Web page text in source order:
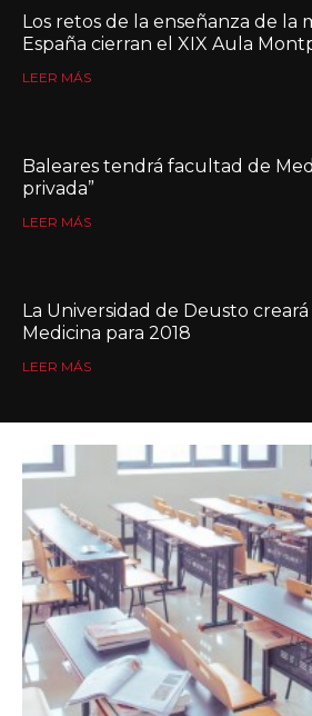
Los retos de la enseñanza de la
España cierran el XIX Aula
LEER MÁS
Baleares tendrá facultad de
privada”
LEER MÁS
La Universidad de Deusto
Medicina para 2018
LEER MÁS